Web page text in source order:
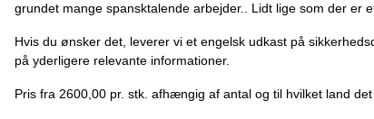
grundet mange spansktalende arbejder.. Lidt lige som der er
Hvis du ønsker det, leverer vi et engelsk udkast på
på yderligere relevante informationer.
Pris fra 2600,00 pr. stk. afhængig af antal og til hvilket land